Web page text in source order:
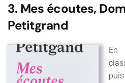
3. Mes écoutes,
Petitgrand
En